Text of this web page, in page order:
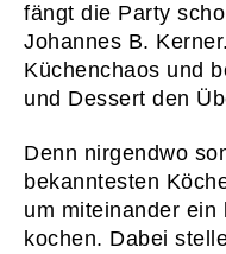
fängt die Party
Johannes B.
Küchenchaos und
und Dessert den
Denn nirgendwo
bekanntesten
um miteinander ein
kochen. Dabei